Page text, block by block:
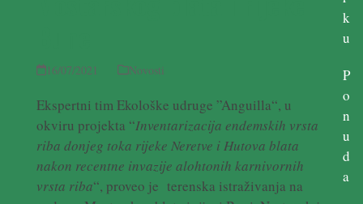
16/07/2021 Novosti
Ekspertni tim Ekološke udruge ”Anguilla“, u
okviru projekta “Inventarizacija endemskih vrsta
riba donjeg toka rijeke Neretve i Hutova blata
nakon recentne invazije alohtonih karnivornih
vrsta riba“, proveo je terenska istraživanja na
k
u
P
o
n
u
d
a